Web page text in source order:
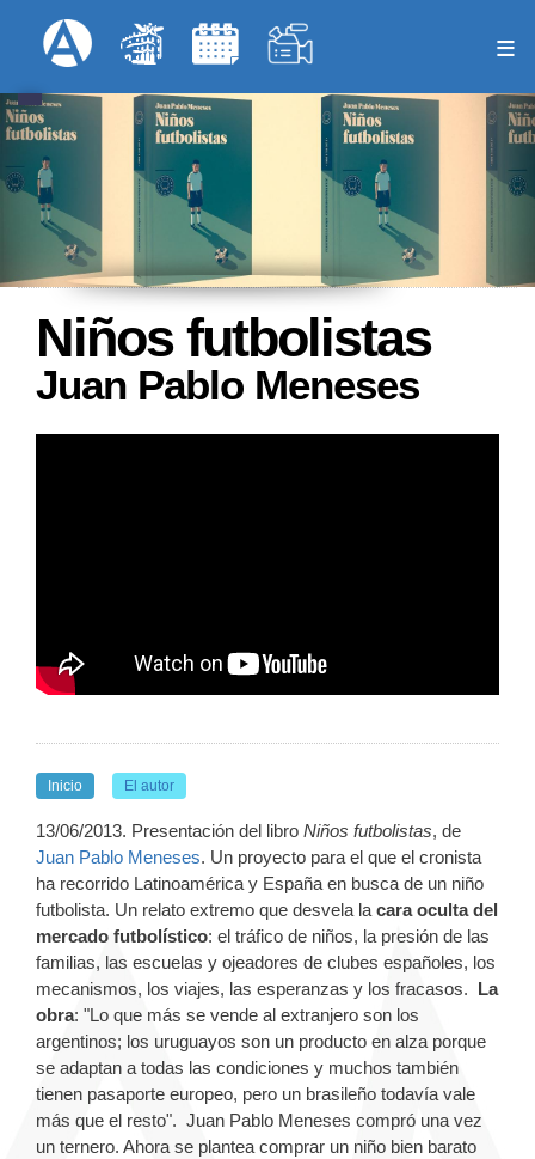
al
principal
Menú Superior
Niños futbolistas
Juan Pablo Meneses
Inicio El autor
13/06/2013. Presentación del libro Niños futbolistas, de
Juan Pablo Meneses. Un proyecto para el que el cronista
ha recorrido Latinoamérica y España en busca de un niño
futbolista. Un relato extremo que desvela la cara oculta del
mercado futbolístico: el tráfico de niños, la presión de las
familias, las escuelas y ojeadores de clubes españoles, los
mecanismos, los viajes, las esperanzas y los fracasos. La
obra: "Lo que más se vende al extranjero son los
argentinos; los uruguayos son un producto en alza porque
se adaptan a todas las condiciones y muchos también
tienen pasaporte europeo, pero un brasileño todavía vale
más que el resto". Juan Pablo Meneses compró una vez
un ternero. Ahora se plantea comprar un niño bien barato